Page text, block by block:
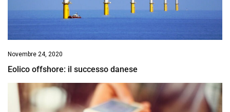
Novembre 24, 2020
Eolico offshore: il successo danese